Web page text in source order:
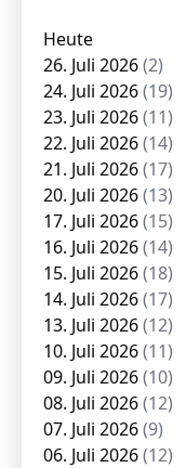
Heute
26. Juli 2026(2)
24. Juli 2026(19)
23. Juli 2026(11)
22. Juli 2026(14)
21. Juli 2026(17)
20. Juli 2026(13)
17. Juli 2026(15)
16. Juli 2026(14)
15. Juli 2026(18)
14. Juli 2026(17)
13. Juli 2026(12)
10. Juli 2026(11)
09. Juli 2026(10)
08. Juli 2026(12)
07. Juli 2026(9)
06. Juli 2026(12)